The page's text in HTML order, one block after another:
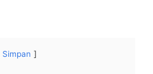
Simpan